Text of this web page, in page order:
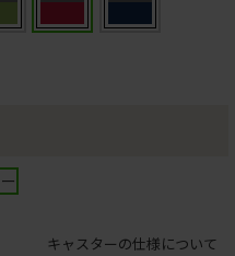
キャスターの仕様について